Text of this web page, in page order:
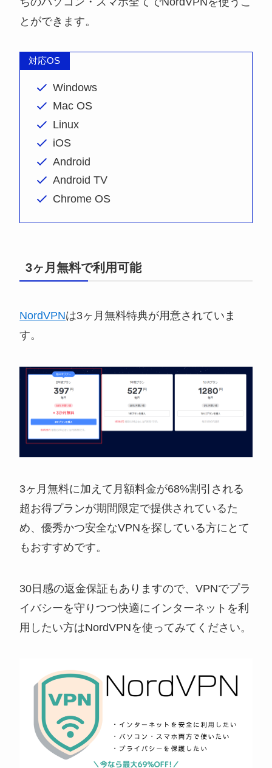
とができます。
対応OS
Windows
Mac OS
Linux
iOS
Android
Android TV
Chrome OS
3ヶ月無料で利用可能
NordVPNは3ヶ月無料特典が用意されていま
す。
3ヶ月無料に加えて月額料金が68%割引される
超お得プランが期間限定で提供されているた
め、優秀かつ安全なVPNを探している方にとて
もおすすめです。
30日感の返金保証もありますので、VPNでプラ
イバシーを守りつつ快適にインターネットを利
用したい方はNordVPNを使ってみてください。